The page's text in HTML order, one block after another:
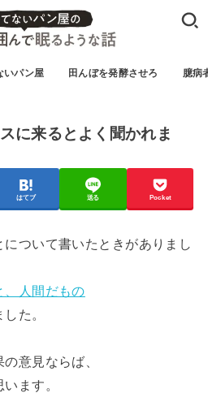
いパン屋 田んぼを発酵させろ 臆病
に来るとよく聞かれま
はてブ 送る Pocket
ついて書いたときがありまし
、人間だもの
た。
意見ならば、
ます。